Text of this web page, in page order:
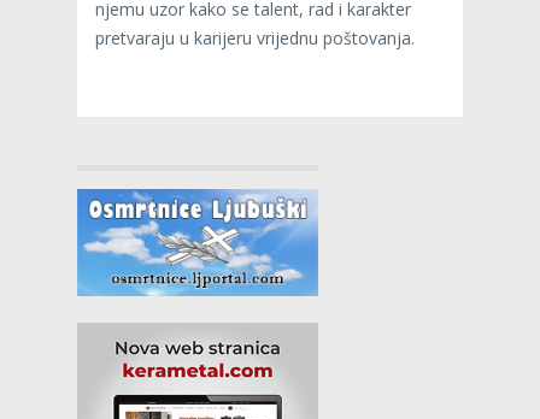
njemu uzor kako se talent, rad i karakter
pretvaraju u karijeru vrijednu poštovanja.